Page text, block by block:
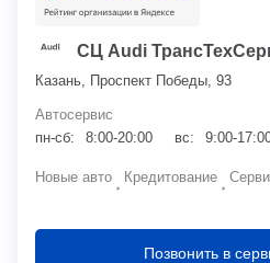
СЦ Audi
Казань, Проспект Победы, 93
Автосервис
пн-сб:
8:00-20:00 вс: 9:00-
Новые авто Кредитование
Позвонить в